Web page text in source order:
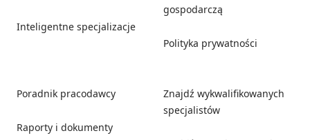
Inteligentne specjalizacje
gospodarczą
Polityka prywatności
Poradnik pracodawcy
Raporty i dokumenty
Znajdź wykwalifikowanych
specjalistów